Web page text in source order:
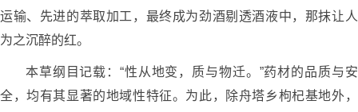
运输、先进的萃取加工，最终成为劲酒剔透酒液中，那抹让人
为之沉醉的红。
本草纲目记载：“性从地变，质与物迁。”药材的品质与安
全，均有其显著的地域性特征。为此，除舟塔乡枸杞基地外，